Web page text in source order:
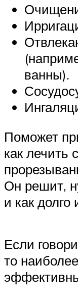
ванны).
Поможет
как лечить
Он решит,
и как долго
Если
то